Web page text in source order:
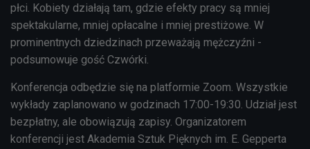
płci. Kobiety działają tam, gdzie efekty pracy są mniej
spektakularne, mniej opłacalne i mniej prestiżowe. W
prominentnych dziedzinach przeważają mężczyźni -
podsumowuje gość Czwórki.
Konferencja odbędzie się na platformie Zoom. Wszystkie
wykłady zaplanowano w godzinach 17:00-19:30. Udział jest
bezpłatny, ale obowiązują zapisy. Organizatorem
konferencji jest Akademia Sztuk Pięknych im. E. Gepperta